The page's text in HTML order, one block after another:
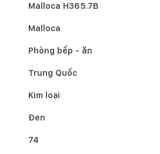
Malloca H365.7B
Malloca
Phòng bếp - ăn
Trung Quốc
Kim loại
Đen
74